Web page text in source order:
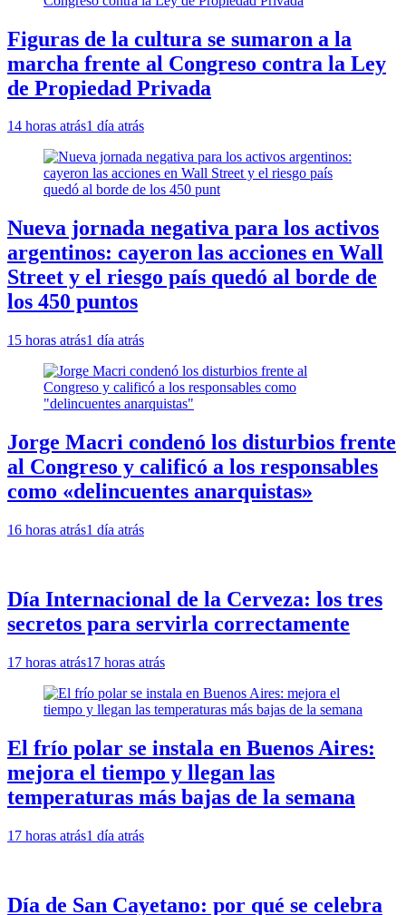
Figuras de la cultura se sumaron a la
marcha frente al Congreso contra la Ley
de Propiedad Privada
14 horas atrás1 día atrás
Nueva jornada negativa para los activos
argentinos: cayeron las acciones en Wall
Street y el riesgo país quedó al borde de
los 450 puntos
15 horas atrás1 día atrás
Jorge Macri condenó los disturbios frente
al Congreso y calificó a los responsables
como «delincuentes anarquistas»
16 horas atrás1 día atrás
Día Internacional de la Cerveza: los tres
secretos para servirla correctamente
17 horas atrás17 horas atrás
El frío polar se instala en Buenos Aires:
mejora el tiempo y llegan las
temperaturas más bajas de la semana
17 horas atrás1 día atrás
Día de San Cayetano: por qué se celebra